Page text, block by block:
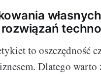
to oszczędność
Dlatego